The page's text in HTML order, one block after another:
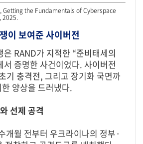
Getting the Fundamentals of Cyberspace
2025.
이 보여준 사이버전
은 RAND가 지적한 “준비태세의
서 증명한 사건이었다. 사이버전
기 충격전, 그리고 장기화 국면까
양상을 드러냈다.
선제 공격
개월 전부터 우크라이나의 정부·